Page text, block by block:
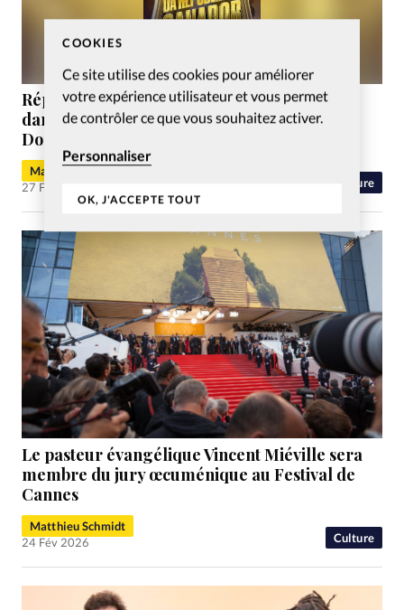
COOKIES
Ce site utilise des cookies pour améliorer
votre expérience utilisateur et vous permet
de contrôler ce que vous souhaitez activer.
Personnaliser
OK, J'ACCEPTE TOUT
Culture
République dominicaine: Un spectacle de
danse sur la Passion du Christ triomphe à
Dominicana’s Got Talent
Matthieu Schmidt
27 Fév 2026
Culture
Le pasteur évangélique Vincent Miéville sera
membre du jury œcuménique au Festival de
Cannes
Matthieu Schmidt
24 Fév 2026